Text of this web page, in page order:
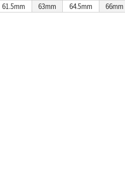
61.5mm 63mm 64.5mm 66mm